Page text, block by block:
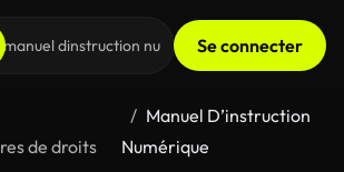
Se connecter
de droits
Manuel D’instruction
Numérique